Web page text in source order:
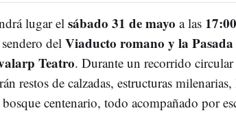
lugar el sábado 31 de mayo a las
del Viaducto romano y la
Teatro. Durante un recorrido
restos de calzadas, estructuras milenarias,
centenario, todo acompañado por